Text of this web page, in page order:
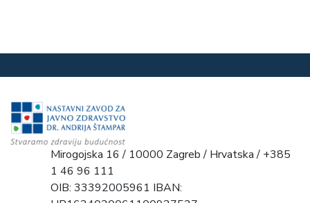
Mirogojska 16 / 10000 Zagreb / Hrvatska / +385
1 46 96 111
OIB: 33392005961 IBAN: